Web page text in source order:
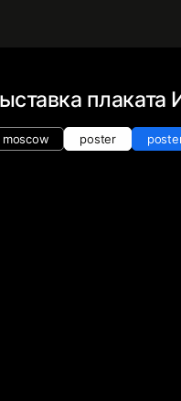
плаката
moscow poster